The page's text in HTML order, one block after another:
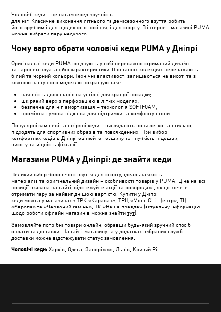
Чоловічі кеди – це насамперед зручність
для ніг. Класичне виконання літнього та демісезонного взуття робить
його зручним і для щоденного носіння, і для спорту. В інтернет-магазині PUMA
можна вибрати пару недорого.
Чому варто обрати чоловічі кеди PUMA у Дніпрі
Оригінальні кеди PUMA поєднують у собі переважно стриманий дизайн
та гарні експлуатаційні характеристики. В останніх колекціях переважають
білий та чорний кольори. Технічні властивості залишаються на висоті та з
кожною наступною моделлю покращуються:
наявність двох шарів на устілці для кращої посадки;
шкіряний верх з перфорацією в літніх моделях;
безпечна для ніг амортизація – технологія SOFTFOAM;
проміжна гумова підошва для підтримки та комфорту стопи.
Популярні замшеві та шкіряні кеди – виглядають вони легко та стильно,
підходять для спортивних образів та повсякденних. При вибор
комфортних кедів в Дніпрі оцінюйте товщину та гнучкість підошви,
висоту та міцність фіксації.
Магазини PUMA у Дніпрі: де знайти кеди
Великий вибір чоловічого взуття для спорту, ідеальна якість
матеріалів та оригінальний дизайн – особливості товарів у PUMA. Ціна на всі
позиції вказана на сайті, відстежуйте акції та розпродажі, якщо хочете
отримати пару за найвигіднішою вартістю. Купити у Дніпрі
кеди можна у магазинах у ТРК «Караван», ТРЦ «Мост-Сіті Центр», ТЦ
«Європа» та «Червоний камінь», ТК «Наша правда» (актуальну інформацію
щодо роботи офлайн магазинів можна знайти тут).
Замовляйте потрібні товари онлайн, обравши будь-який зручний спосіб
оплати та доставки. На сайті магазину та у додатках вибраних служб
доставки можна відстежувати статус замовлення.
Чоловічі кеди: Харків Одеса Запоріжжя Львів Кривий Ріг